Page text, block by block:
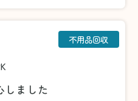
不用品回収
しました